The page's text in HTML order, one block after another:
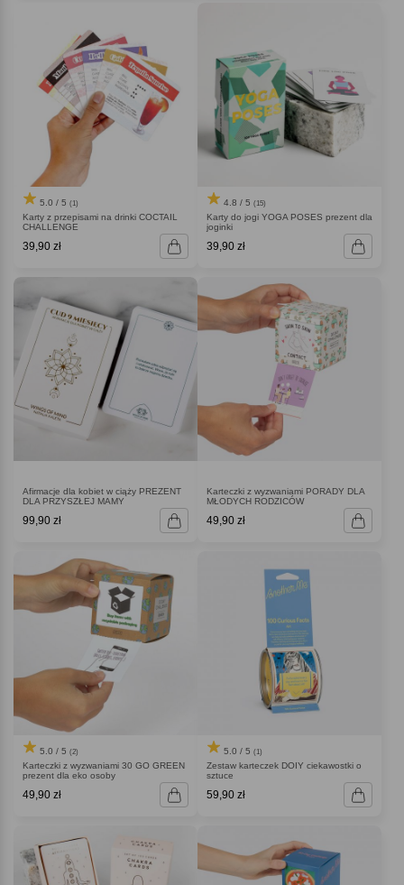
5.0 / 5 (1)
Karty z przepisami na drinki COCTAIL
CHALLENGE
39,90 zł
4.8 / 5 (15)
Karty do jogi YOGA POSES prezent dla
joginki
39,90 zł
Afirmacje dla kobiet w ciąży PREZENT
DLA PRZYSZŁEJ MAMY
99,90 zł
Karteczki z wyzwaniami PORADY DLA
MŁODYCH RODZICÓW
49,90 zł
5.0 / 5 (2)
Karteczki z wyzwaniami 30 GO GREEN
prezent dla eko osoby
49,90 zł
5.0 / 5 (1)
Zestaw karteczek DOIY ciekawostki o
sztuce
59,90 zł